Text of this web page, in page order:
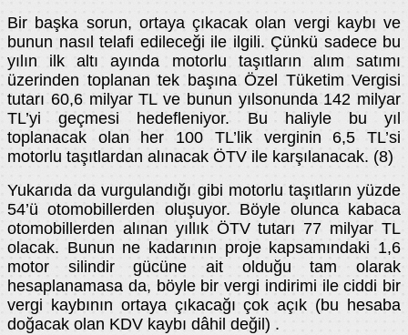
Bir başka sorun, ortaya çıkacak olan vergi kaybı ve
bunun nasıl telafi edileceği ile ilgili. Çünkü sadece bu
yılın ilk altı ayında motorlu taşıtların alım satımı
üzerinden toplanan tek başına Özel Tüketim Vergisi
tutarı 60,6 milyar TL ve bunun yılsonunda 142 milyar
TL’yi geçmesi hedefleniyor. Bu haliyle bu yıl
toplanacak olan her 100 TL’lik verginin 6,5 TL’si
motorlu taşıtlardan alınacak ÖTV ile karşılanacak. (8)
Yukarıda da vurgulandığı gibi motorlu taşıtların yüzde
54’ü otomobillerden oluşuyor. Böyle olunca kabaca
otomobillerden alınan yıllık ÖTV tutarı 77 milyar TL
olacak. Bunun ne kadarının proje kapsamındaki 1,6
motor silindir gücüne ait olduğu tam olarak
hesaplanamasa da, böyle bir vergi indirimi ile ciddi bir
vergi kaybının ortaya çıkacağı çok açık (bu hesaba
doğacak olan KDV kaybı dâhil değil) .